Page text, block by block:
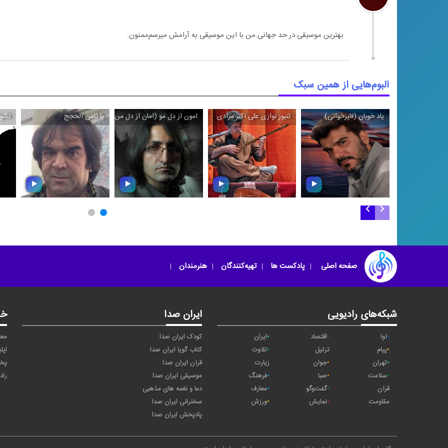
آلبوم‌هایی از همین سبک
یاد خوبان (فایزخوانی)\ تنبور نوازی علی ‌اکبر مرادی\ امون از دل مو (امان از دل من) یا ثامن الحجج\
\
صفحه اصلی پادکست ها تهیه‌کنندگان هنرمندان
شبکه‌های رادیویی
آوا اقتصاد
ایران
پیام
ترتیل
تلاوت
تهران
جوان
زیارت
سلامت
صبا
فرهنگ
قرآن
گفت‌وگو
معارف
مقاومت
نمایش ورزش
ایران صدا
کودک ایران صدا
کتاب گویا ایران صدا
قرآن ایران صدا
موسیقی ایران صدا
دعا و نغمه های مذهبی
سخنرانی ایران صدا
پادپخش ایران صدا